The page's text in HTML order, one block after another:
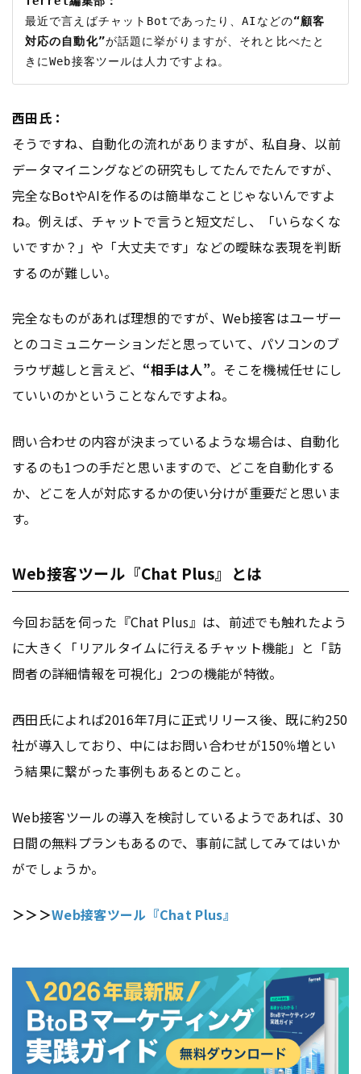
最近で言えばチャットBotであったり、AIなどの“顧客
対応の自動化”が話題に挙がりますが、それと比べたと
西田氏：
そうですね、自動化の流れがありますが、私自身、以前
データマイニングなどの研究もしてたんでたんですが、
完全なBotやAIを作るのは簡単なことじゃないんですよ
ね。例えば、チャットで言うと短文だし、「いらなくな
いですか？」や「大丈夫です」などの曖昧な表現を判断
するのが難しい。
完全なものがあれば理想的ですが、Web接客はユーザー
とのコミュニケーションだと思っていて、パソコンのブ
ラウザ越しと言えど、 “相手は人”。そこを機械任せにし
ていいのかということなんですよね。
問い合わせの内容が決まっているような場合は、自動化
するのも1つの手だと思いますので、どこを自動化する
か、どこを人が対応するかの使い分けが重要だと思いま
す。
Web接客ツール『Chat Plus』とは
今回お話を伺った『Chat Plus』は、前述でも触れたよう
に大きく「リアルタイムに行えるチャット機能」と「訪
問者の詳細情報を可視化」2つの機能が特徴。
西田氏によれば2016年7月に正式リリース後、既に約250
社が導入しており、中にはお問い合わせが150％増とい
う結果に繋がった事例もあるとのこと。
Web接客ツールの導入を検討しているようであれば、30
日間の無料プランもあるので、事前に試してみてはいか
がでしょうか。
＞＞＞Web接客ツール『Chat Plus』